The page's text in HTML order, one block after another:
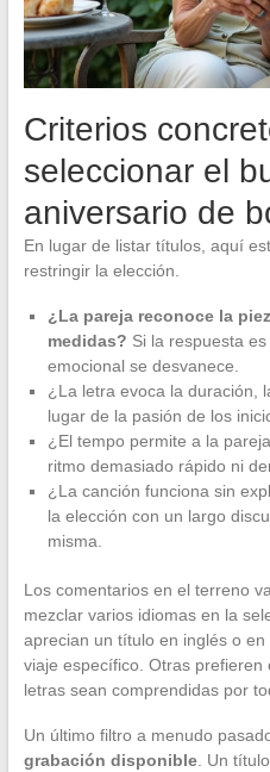
Criterios
seleccionar el
aniversario de
En lugar de listar títulos, aquí
restringir la elección.
¿La pareja reconoce la
medidas? Si la respuesta
emocional se desvanece.
¿La letra evoca la duración,
lugar de la pasión de los
¿El tempo permite a la
ritmo demasiado rápido ni
¿La canción funciona sin
la elección con un largo
misma.
Los comentarios en el terreno
mezclar varios idiomas en la
aprecian un título en inglés o
viaje específico. Otras
letras sean comprendidas por
Un último filtro a menudo
grabación disponible. Un